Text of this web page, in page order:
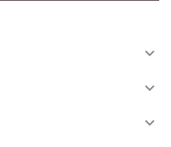


